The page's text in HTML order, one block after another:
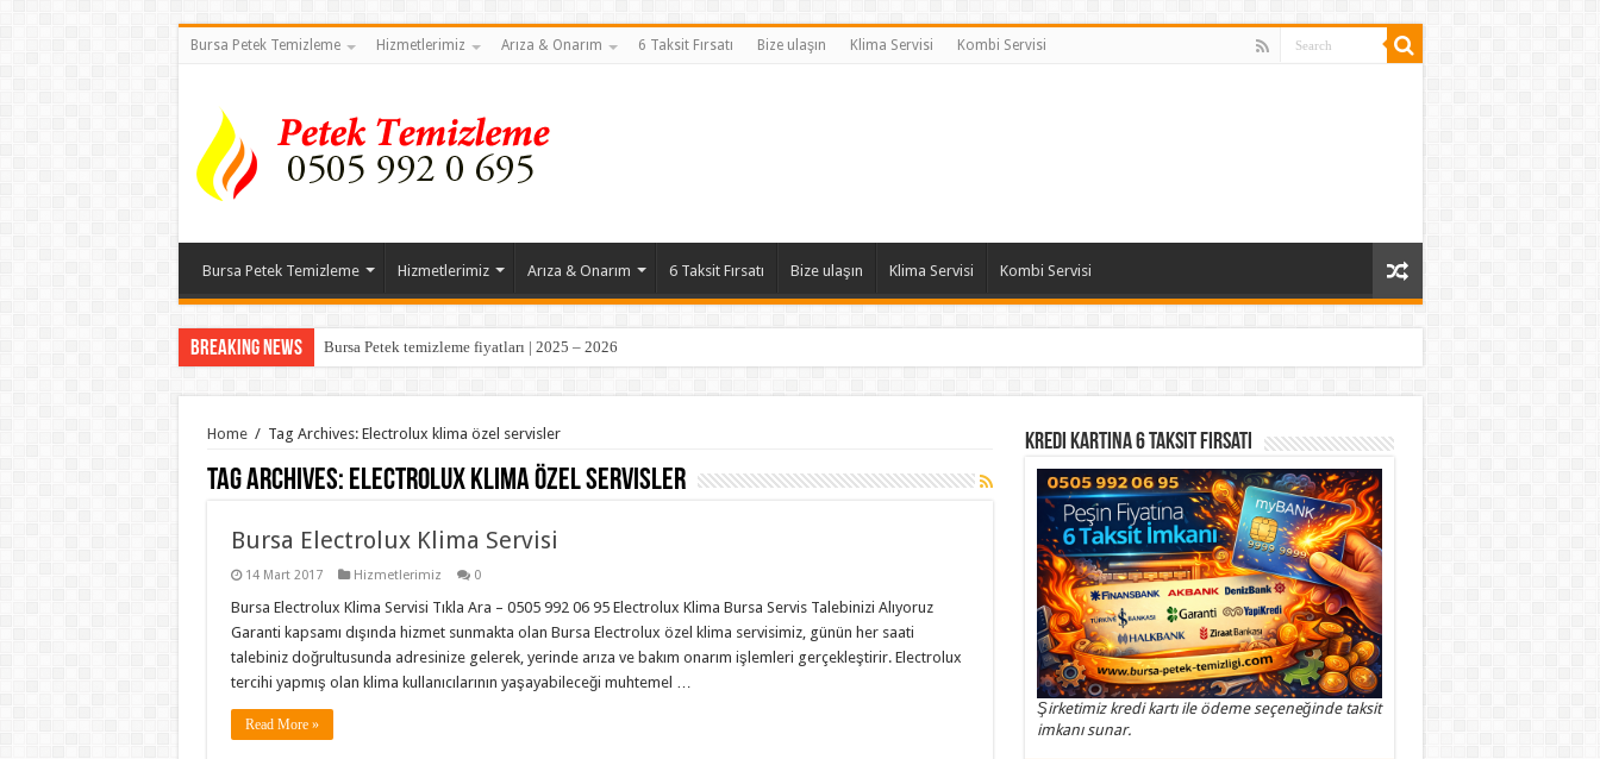
Bursa Petek Temizleme Hizmetlerimiz Arıza & Onarım 6 Taksit Fırsatı Bize ulaşın Klima Servisi Kombi Servisi
Bursa Petek Temizleme Hizmetlerimiz Arıza & Onarım 6 Taksit Fırsatı Bize ulaşın Klima Servisi Kombi Servisi
Breaking News Bursa Petek temizleme fiyatları | 2025 – 2026
Home / Tag Archives: Electrolux klima özel servisler
Tag Archives: Electrolux klima özel servisler
Bursa Electrolux Klima Servisi
14 Mart 2017 Hizmetlerimiz 0
Bursa Electrolux Klima Servisi Tıkla Ara – 0505 992 06 95 Electrolux Klima Bursa Servis Talebinizi Alıyoruz
Garanti kapsamı dışında hizmet sunmakta olan Bursa Electrolux özel klima servisimiz, günün her saati
talebiniz doğrultusunda adresinize gelerek, yerinde arıza ve bakım onarım işlemleri gerçekleştirir. Electrolux
tercihi yapmış olan klima kullanıcılarının yaşayabileceği muhtemel …
Read More »
Kredi Kartına 6 Taksit Fırsatı
Şirketimiz kredi kartı ile ödeme seçeneğinde taksit
imkanı sunar.